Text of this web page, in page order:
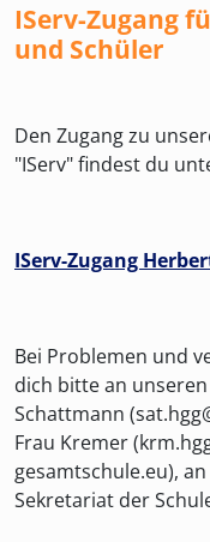
IServ-Zugang
und Schüler
Den Zugang zu
"IServ" findest du
IServ-Zugang
Bei Problemen und
dich bitte an
Schattmann
Frau Kremer
gesamtschule.eu),
Sekretariat der